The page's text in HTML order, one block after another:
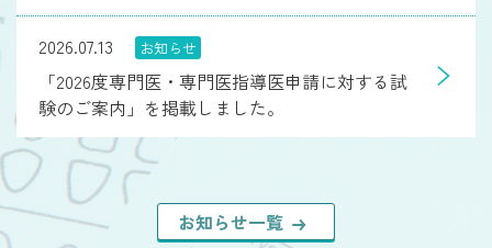
お知らせ一覧
2026.07.13 お知らせ
「2026度専門医・専門医指導医申請に対する試
験のご案内」を掲載しました。